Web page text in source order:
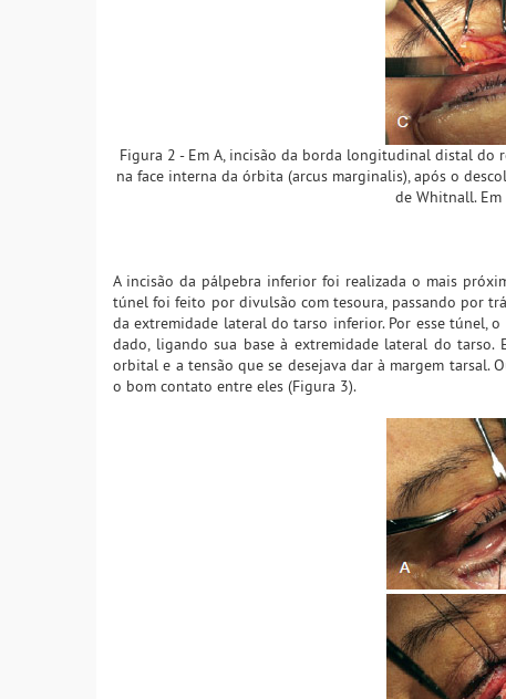
Figura 2 - Em A, incisão da borda longitudinal distal
na face interna da órbita (arcus marginalis), após o
de Whitnall.
A incisão da pálpebra inferior foi realizada o mais
túnel foi feito por divulsão com tesoura, passando por
da extremidade lateral do tarso inferior. Por esse
dado, ligando sua base à extremidade lateral do
orbital e a tensão que se desejava dar à margem tarsal.
o bom contato entre eles (Figura 3).